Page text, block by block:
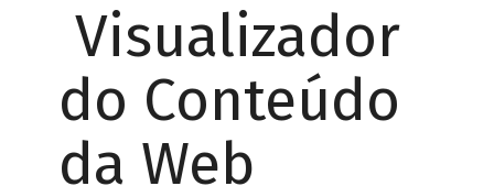
Visualizador
do Conteúdo
da Web